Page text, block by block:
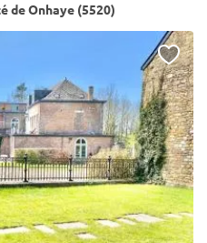
de Onhaye (5520)